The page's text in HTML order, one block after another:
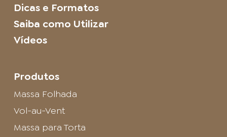
Dicas e Formatos
Saiba como Utilizar
Vídeos
Produtos
Massa Folhada
Vol-au-Vent
Massa para Torta